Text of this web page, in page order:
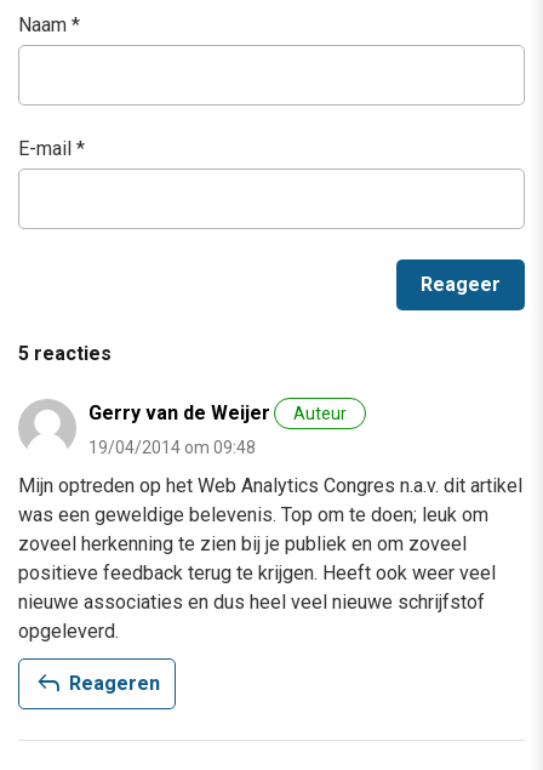
Naam *
E-mail *
5 reacties
Gerry van de Weijer
Auteur
19/04/2014 om 09:48
Mijn optreden op het Web Analytics Congres n.a.v. dit artikel
was een geweldige belevenis. Top om te doen; leuk om
zoveel herkenning te zien bij je publiek en om zoveel
positieve feedback terug te krijgen. Heeft ook weer veel
nieuwe associaties en dus heel veel nieuwe schrijfstof
opgeleverd.
reply Reageren